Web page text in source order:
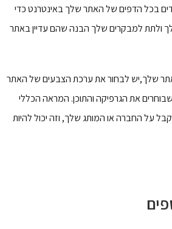
בכל הדפים של האתר שלך באינטרנט כדי
ולתת למבקרים שלך הבנה שהם עדיין באתר
שלך,יש לבחור את ערכת הצבעים של האתר
את הגרפיקה והתוכן. המראה הכללי
על החברה או המותג שלך, וזה יכול להיות